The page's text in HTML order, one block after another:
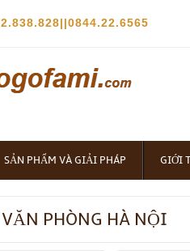
SẢN PHẨM VÀ GIẢI PHÁP GIỚI
PHÒNG HÀ NỘI